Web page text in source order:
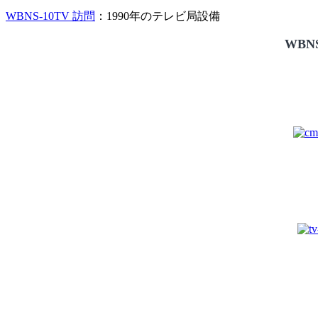
WBNS-10TV 訪問 ：1990年のテレビ局設備